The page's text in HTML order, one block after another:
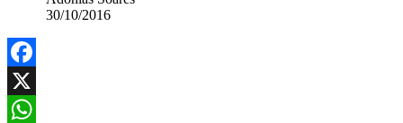
30/10/2016
Facebook
X